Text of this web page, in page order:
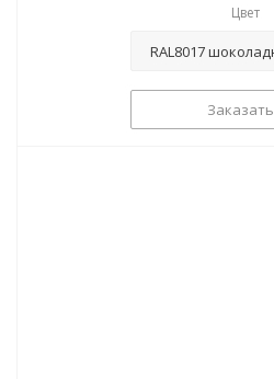
Цвет
Заказать